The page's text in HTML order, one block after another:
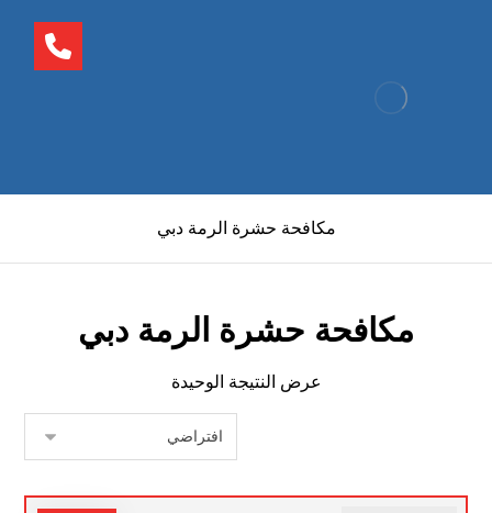
مكافحة حشرة الرمة دبي
مكافحة حشرة الرمة دبي
عرض النتيجة الوحيدة